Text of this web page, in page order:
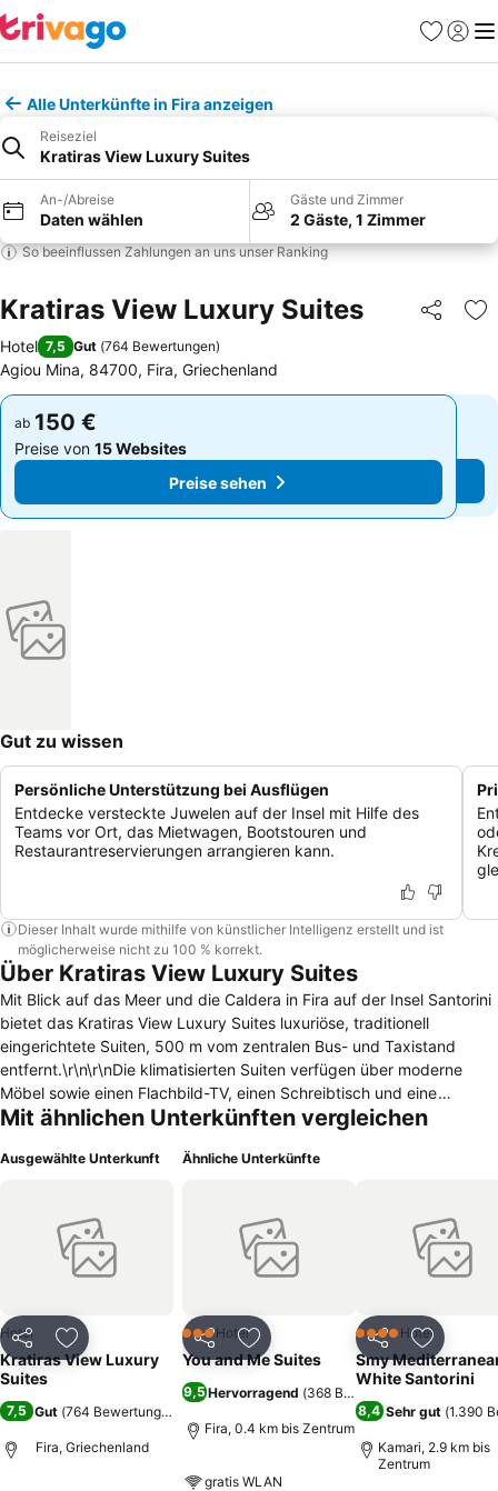
Favoriten
Alle Unterkünfte in Fira anzeigen
Reiseziel
Kratiras View Luxury Suites
An-/Abreise
Daten wählen
Gäste und Zimmer
2 Gäste, 1 Zimmer
So beeinflussen Zahlungen an uns unser Ranking
Kratiras View Luxury Suites Teilen
Hotel 7,5 Gut (764 Bewertungen)
Agiou Mina, 84700, Fira, Griechenland
ab 150 €
Preise von 15 Websites
Preise sehen
ab 150 €
Preise von 15 Websites
Preise sehen
Gut zu wissen
Persönliche Unterstützung bei Ausflügen
Entdecke versteckte Juwelen auf der Insel mit Hilfe des
Teams vor Ort, das Mietwagen, Bootstouren und
Restaurantreservierungen arrangieren kann.
Dieser Inhalt wurde mithilfe von künstlicher Intelligenz erstellt und ist
möglicherweise nicht zu 100 % korrekt.
Über Kratiras View Luxury Suites
Mit Blick auf das Meer und die Caldera in Fira auf der Insel Santorini
bietet das Kratiras View Luxury Suites luxuriöse, traditionell
eingerichtete Suiten, 500 m vom zentralen Bus- und Taxistand
entfernt.\r\n\r\nDie klimatisierten Suiten verfügen über moderne
Möbel sowie einen Flachbild-TV, einen Schreibtisch und eine
moderne Dusche. Freuen Sie sich auf den ungehinderten Meerblick
und kostenlose Toilettenartikel. Das private Badezimmer ist mit
der atemberaubenden Ägäis von Caldera. \r\nWLAN steht Ihnen im
gesamten Gebäude kostenfrei zur Verfügung. Es gibt
Gepäckaufbewahrung auf dem Grundstück.\r\n\r\nDer
vom Haus entfernt, während Athinios Pot 10 km entfernt ist.
Mit ähnlichen Unterkünften vergleichen
Ausgewählte Unterkunft
Teilen Zu Favoriten hinzufügen
Hotel
Kratiras View Luxury
Suites
7,5 Gut (764 Bewertungen
Fira, Griechenland
Ähnliche Unterkünfte
Teilen Zu Favoriten hinzufügen
3 SterneHotel
You and Me Suites
9,5Hervorragend (368 Bewertungen
Fira, 0.4 km bis Zentrum
gratis WLAN
Teilen Zu
4 SterneHotel
Smy
White Santorini
8,4 Sehr gut (1.390
Kamari, 2.9 km bis
Zentrum